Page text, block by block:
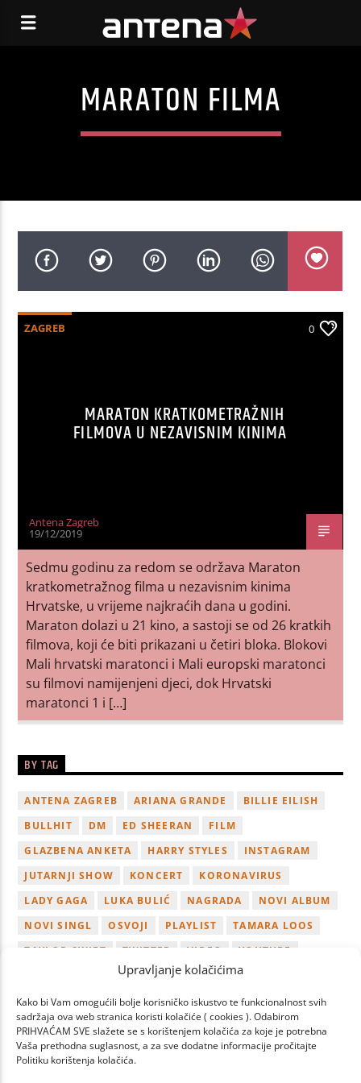
Upravljanje kolačićima
Kako bi Vam omogućili bolje korisničko iskustvo te funkcionalnost svih
sadržaja ova web stranica koristi kolačiće ( cookies ). Odabirom
PRIHVAĆAM SVE slažete se s korištenjem kolačića za koje je potrebna
Vaša prethodna suglasnost, a za sve dodatne informacije pročitajte
Politiku korištenja kolačića.
MARATON FILMA
ZAGREB 0
MARATON KRATKOMETRAŽNIH
FILMOVA U NEZAVISNIM KINIMA
Antena Zagreb
19/12/2019
Sedmu godinu za redom se održava Maraton
kratkometražnog filma u nezavisnim kinima
Hrvatske, u vrijeme najkraćih dana u godini.
Maraton dolazi u 21 kino, a sastoji se od 26 kratkih
filmova, koji će biti prikazani u četiri bloka. Blokovi
Mali hrvatski maratonci i Mali europski maratonci
su filmovi namijenjeni djeci, dok Hrvatski
maratonci 1 i […]
BY TAG
ANTENA ZAGREB ARIANA GRANDE
BILLIE EILISH
BULLHIT
DM ED SHEERAN
FILM
GLAZBENA ANKETA
HARRY STYLES
INSTAGRAM
JUTARNJI SHOW
KONCERT
KORONAVIRUS
LADY GAGA
LUKA BULIĆ NAGRADA
NOVI ALBUM
NOVI SINGL
OSVOJI PLAYLIST
TAMARA LOOS
TAYLOR SWIFT
TWITTER VIDEO
YOUTUBE